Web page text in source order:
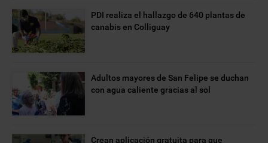
PDI realiza el hallazgo de 640 plantas de
canabis en Colliguay
Adultos mayores de San Felipe se duchan
con agua caliente gracias al sol
Crean aplicación gratuita para que